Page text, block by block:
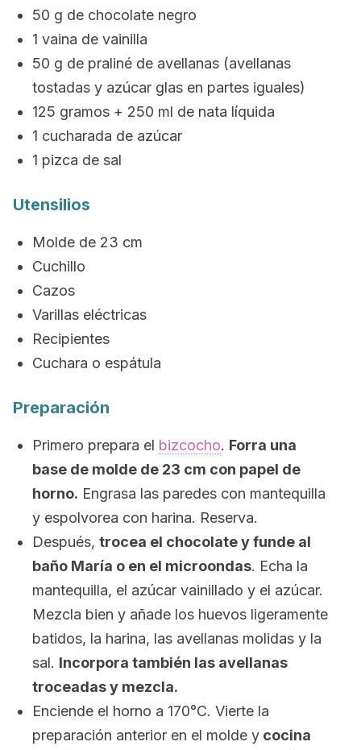
50 g de chocolate negro
1 vaina de vainilla
50 g de praliné de avellanas (avellanas
tostadas y azúcar glas en partes iguales)
125 gramos + 250 ml de nata líquida
1 cucharada de azúcar
1 pizca de sal
Utensilios
Molde de 23 cm
Cuchillo
Cazos
Varillas eléctricas
Recipientes
Cuchara o espátula
Preparación
Primero prepara el bizcocho. Forra una
base de molde de 23 cm con papel de
horno. Engrasa las paredes con mantequilla
y espolvorea con harina. Reserva.
Después, trocea el chocolate y funde al
baño María o en el microondas. Echa la
mantequilla, el azúcar vainillado y el azúcar.
Mezcla bien y añade los huevos ligeramente
batidos, la harina, las avellanas molidas y la
sal. Incorpora también las avellanas
troceadas y mezcla.
Enciende el horno a 170°C. Vierte la
preparación anterior en el molde y cocina